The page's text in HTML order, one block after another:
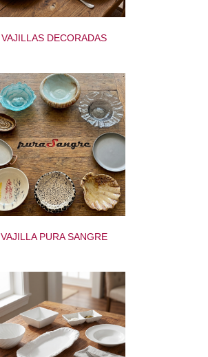
VAJILLAS DECORADAS
VAJILLA PURA SANGRE